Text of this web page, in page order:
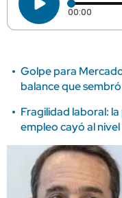
00:00
Golpe para
balance que
Fragilidad laboral:
empleo cayó al